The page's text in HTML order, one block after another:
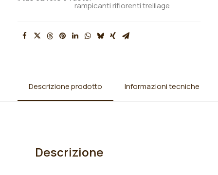
rampicanti rifiorenti treillage
Descrizione prodotto Informazioni tecniche
Descrizione